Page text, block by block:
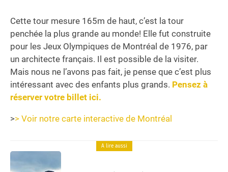
Cette tour mesure 165m de haut, c’est la tour
penchée la plus grande au monde! Elle fut construite
pour les Jeux Olympiques de Montréal de 1976, par
un architecte français. Il est possible de la visiter.
Mais nous ne l’avons pas fait, je pense que c’est plus
intéressant avec des enfants plus grands. Pensez à
réserver votre billet ici.
>> Voir notre carte interactive de Montréal
A lire aussi